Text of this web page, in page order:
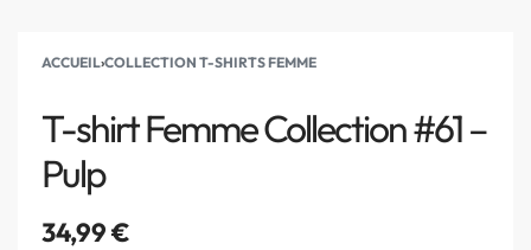
ACCUEIL›COLLECTION T-SHIRTS FEMME
T-shirt Femme Collection #61 –
Pulp
34,99€